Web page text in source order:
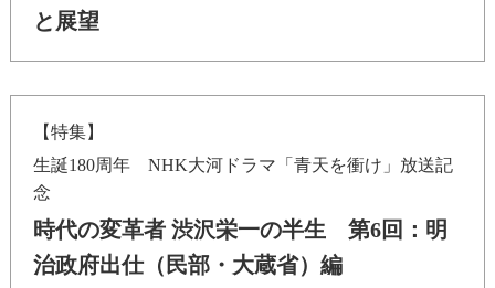
と展望
【特集】
生誕180周年 NHK大河ドラマ「青天を衝け」放送記
念
時代の変革者 渋沢栄一の半生 第6回：明
治政府出仕（民部・大蔵省）編